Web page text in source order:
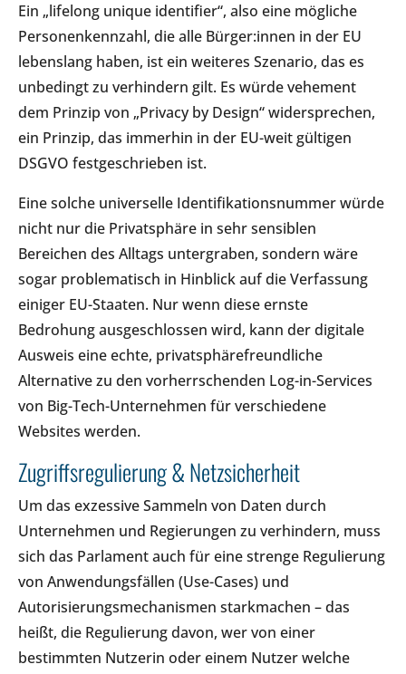
Ein „lifelong unique identifier“, also eine mögliche
Personenkennzahl, die alle Bürger:innen in der EU
lebenslang haben, ist ein weiteres Szenario, das es
unbedingt zu verhindern gilt. Es würde vehement
dem Prinzip von „Privacy by Design“ widersprechen,
ein Prinzip, das immerhin in der EU-weit gültigen
DSGVO festgeschrieben ist.
Eine solche universelle Identifikationsnummer würde
nicht nur die Privatsphäre in sehr sensiblen
Bereichen des Alltags untergraben, sondern wäre
sogar problematisch in Hinblick auf die Verfassung
einiger EU-Staaten. Nur wenn diese ernste
Bedrohung ausgeschlossen wird, kann der digitale
Ausweis eine echte, privatsphärefreundliche
Alternative zu den vorherrschenden Log-in-Services
von Big-Tech-Unternehmen für verschiedene
Websites werden.
Zugriffsregulierung & Netzsicherheit
Um das exzessive Sammeln von Daten durch
Unternehmen und Regierungen zu verhindern, muss
sich das Parlament auch für eine strenge Regulierung
von Anwendungsfällen (Use-Cases) und
Autorisierungsmechanismen starkmachen – das
heißt, die Regulierung davon, wer von einer
bestimmten Nutzerin oder einem Nutzer welche